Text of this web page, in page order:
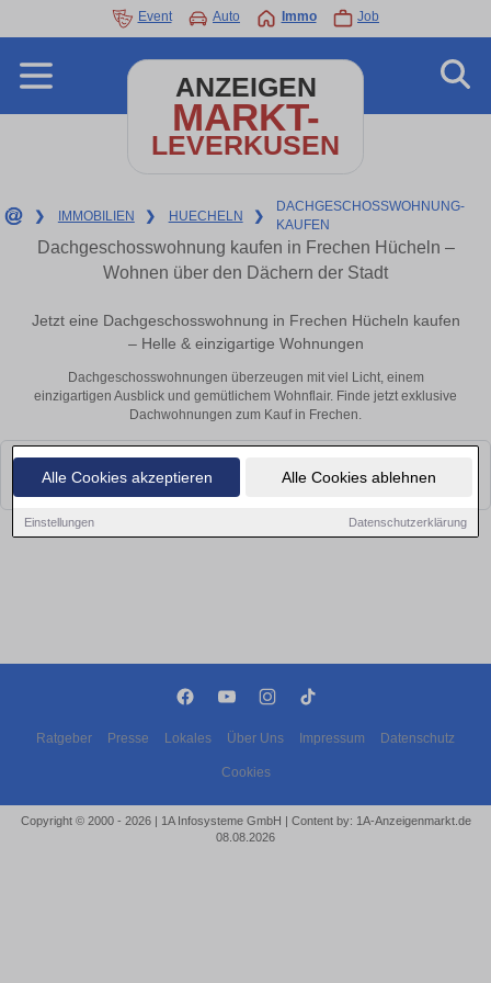
Alle Cookies akzeptieren Alle Cookies ablehnen
Einstellungen Datenschutzerklärung
Event Auto Immo Job
ANZEIGEN
MARKT-
LEVERKUSEN
❯ IMMOBILIEN ❯ HUECHELN ❯
DACHGESCHOSSWOHNUNG-
KAUFEN
Dachgeschosswohnung kaufen in Frechen Hücheln –
Wohnen über den Dächern der Stadt
Jetzt eine Dachgeschosswohnung in Frechen Hücheln kaufen
– Helle & einzigartige Wohnungen
Dachgeschosswohnungen überzeugen mit viel Licht, einem
einzigartigen Ausblick und gemütlichem Wohnflair. Finde jetzt exklusive
Dachwohnungen zum Kauf in Frechen.
Leider konnten wir derzeit keine passenden Objekte finden. Schauen Sie
bald wieder vorbei!
Ratgeber Presse Lokales Über Uns Impressum Datenschutz
Cookies
Copyright © 2000 - 2026 | 1A Infosysteme GmbH | Content by: 1A-Anzeigenmarkt.de
08.08.2026